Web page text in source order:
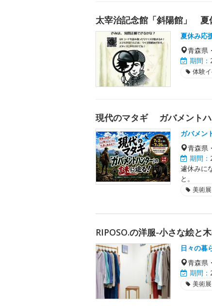
太宰治記念館「斜陽館」 夏
夏休み応
青森県
期間：
体験
現代のマタギ ガバメントハ
ガバメン
青森県
期間：
遽休みに
と。
美術
RIPOSO.の洋服-小さな絵と
日々の暮
青森県
期間：
美術